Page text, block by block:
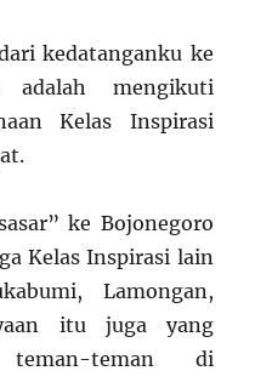
kedatanganku ke
adalah mengikuti
Kelas Inspirasi
ke Bojonegoro
Kelas Inspirasi lain
Lamongan,
itu juga yang
teman di